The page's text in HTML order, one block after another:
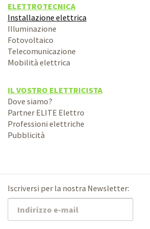
ELETTROTECNICA
Installazione elettrica
Illuminazione
Fotovoltaico
Telecomunicazione
Mobilità elettrica
IL VOSTRO ELETTRICISTA
Dove siamo?
Partner ELITE Elettro
Professioni elettriche
Pubblicità
Iscriversi per la nostra Newsletter: